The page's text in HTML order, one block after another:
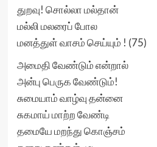
துறவு! சொல்லா மல்தான்
மல்லி மலரைப் போல
மனத்துள் வாசம் செய்யும் ! (75)
அமைதி வேண்டும் என்றால்
அன்பு பெருக வேண்டும்!
சுமையாம் வாழ்வு தன்னை
சுகமாய் மாற்ற வேண்டி
தமையே மறந்து கொஞ்சம்